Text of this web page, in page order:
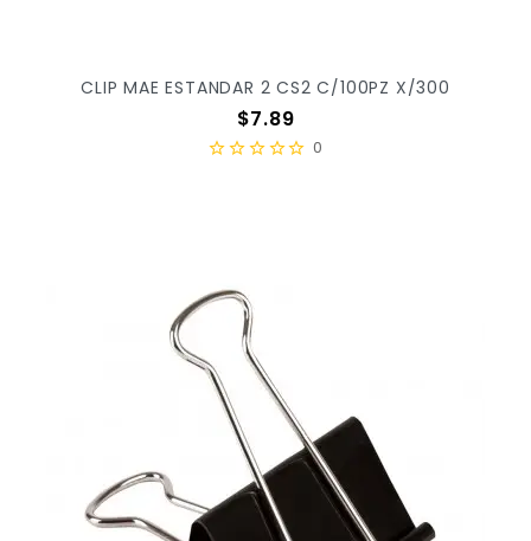
CLIP MAE ESTANDAR 2 CS2 C/100PZ X/300
Precio
$7.89
0